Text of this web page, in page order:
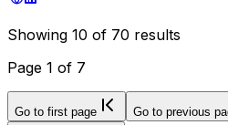
Showing 10 of 70 results
Page 1 of 7
Go to first page Go to previous